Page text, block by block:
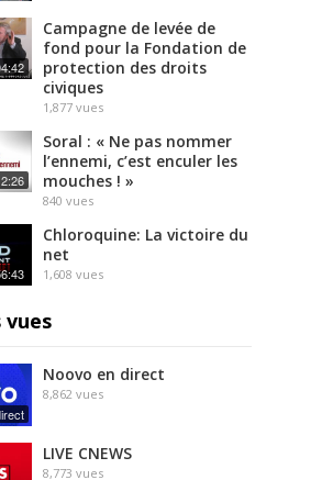
Campagne de levée de
fond pour la Fondation de
protection des droits
civiques
1,877 vues
2:26
Soral : « Ne pas nommer
l’ennemi, c’est enculer les
mouches ! »
840 vues
Chloroquine: La victoire du
net
1,608 vues
vues
Noovo en direct
8,862 vues
LIVE CNEWS
8,773 vues